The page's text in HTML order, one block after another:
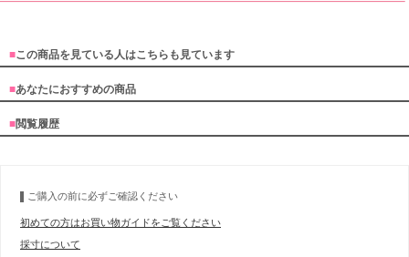
■この商品を見ている人はこちらも見ています
■あなたにおすすめの商品
■閲覧履歴
ご購入の前に必ずご確認ください
初めての方はお買い物ガイドをご覧ください
採寸について